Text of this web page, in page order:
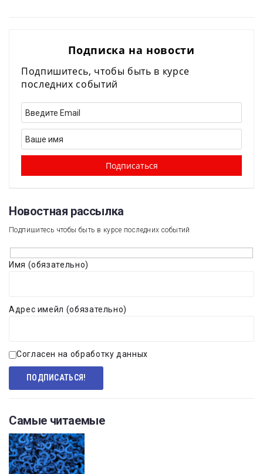
Подписка на новости
Подпишитесь, чтобы быть в курсе
последних событий
Новостная рассылка​
Подпишитесь чтобы быть в курсе последних событий
Имя (обязательно)
Адрес имейл (обязательно)
Согласен на обработку данных
Самые читаемые